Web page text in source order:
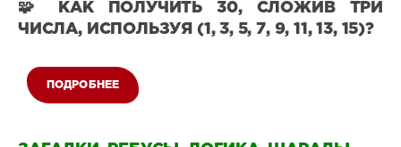
🧩 КАК ПОЛУЧИТЬ 30, СЛОЖИВ ТРИ
ЧИСЛА, ИСПОЛЬЗУЯ (1, 3, 5, 7, 9, 11, 13, 15)?
ПОДРОБНЕЕ